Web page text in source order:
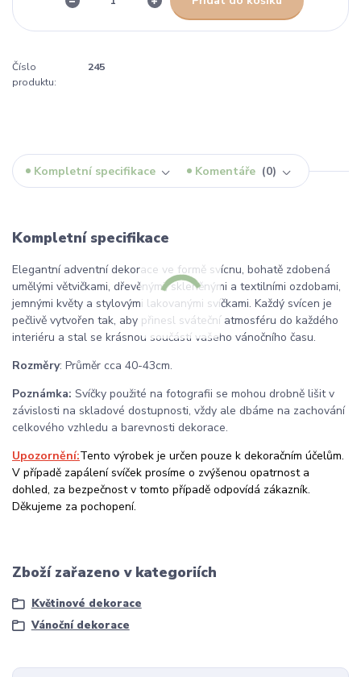
Číslo
produktu:
245
Kompletní specifikace Komentáře 0
Kompletní specifikace
Elegantní adventní dekorace ve formě svícnu, bohatě zdobená
umělými větvičkami, dřevěnými, skleněnými a textilními ozdobami,
jemnými květy a stylovými lakovanými svíčkami. Každý svícen je
pečlivě vytvořen tak, aby přinesl sváteční atmosféru do každého
interiéru a stal se krásnou součástí vašeho vánočního času.
Rozměry: Průměr cca 40-43cm.
Poznámka: Svíčky použité na fotografii se mohou drobně lišit v
závislosti na skladové dostupnosti, vždy ale dbáme na zachování
celkového vzhledu a barevnosti dekorace.
Upozornění:Tento výrobek je určen pouze k dekoračním účelům.
V případě zapálení svíček prosíme o zvýšenou opatrnost a
dohled, za bezpečnost v tomto případě odpovídá zákazník.
Děkujeme za pochopení.
Zboží zařazeno v kategoriích
Květinové dekorace
Vánoční dekorace